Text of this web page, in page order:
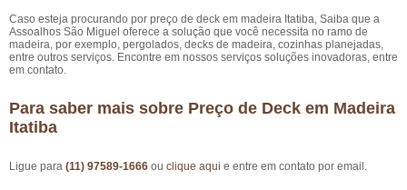
Caso esteja procurando por preço de deck em madeira Itatiba, Saiba que a
Assoalhos São Miguel oferece a solução que você necessita no ramo de
madeira, por exemplo, pergolados, decks de madeira, cozinhas planejadas,
entre outros serviços. Encontre em nossos serviços soluções inovadoras, entre
em contato.
Para saber mais sobre Preço de Deck em Madeira
Itatiba
Ligue para (11) 97589-1666 ou clique aqui e entre em contato por email.